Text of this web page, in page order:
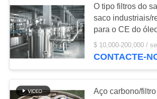
Nutsche
filtro secador
O tipo filtros do
saco industriais/
para o CE do
aprovado
CONTACTE-
Aço carbono/